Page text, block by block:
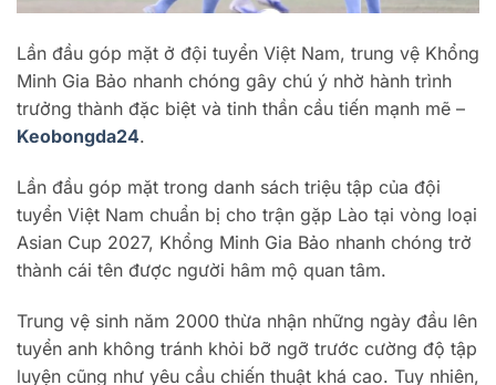
Lần đầu góp mặt ở đội tuyển Việt Nam, trung vệ Khổng
Minh Gia Bảo nhanh chóng gây chú ý nhờ hành trình
trưởng thành đặc biệt và tinh thần cầu tiến mạnh mẽ –
Keobongda24.
Lần đầu góp mặt trong danh sách triệu tập của đội
tuyển Việt Nam chuẩn bị cho trận gặp Lào tại vòng loại
Asian Cup 2027, Khổng Minh Gia Bảo nhanh chóng trở
thành cái tên được người hâm mộ quan tâm.
Trung vệ sinh năm 2000 thừa nhận những ngày đầu lên
tuyển anh không tránh khỏi bỡ ngỡ trước cường độ tập
luyện cũng như yêu cầu chiến thuật khá cao. Tuy nhiên,